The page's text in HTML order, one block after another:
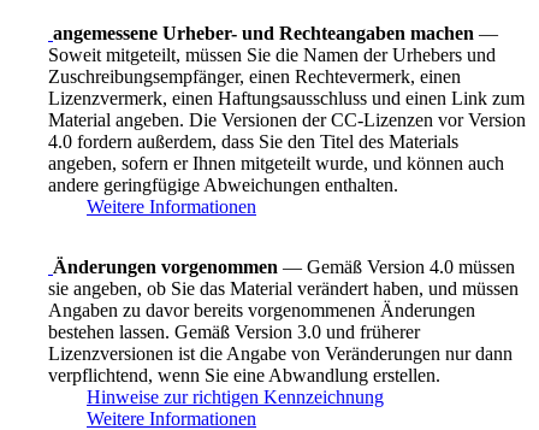
angemessene Urheber- und Rechteangaben machen —
Soweit mitgeteilt, müssen Sie die Namen der Urhebers und
Zuschreibungsempfänger, einen Rechtevermerk, einen
Lizenzvermerk, einen Haftungsausschluss und einen Link zum
Material angeben. Die Versionen der CC-Lizenzen vor Version
4.0 fordern außerdem, dass Sie den Titel des Materials
angeben, sofern er Ihnen mitgeteilt wurde, und können auch
andere geringfügige Abweichungen enthalten.
Weitere Informationen
Änderungen vorgenommen — Gemäß Version 4.0 müssen
sie angeben, ob Sie das Material verändert haben, und müssen
Angaben zu davor bereits vorgenommenen Änderungen
bestehen lassen. Gemäß Version 3.0 und früherer
Lizenzversionen ist die Angabe von Veränderungen nur dann
verpflichtend, wenn Sie eine Abwandlung erstellen.
Hinweise zur richtigen Kennzeichnung
Weitere Informationen